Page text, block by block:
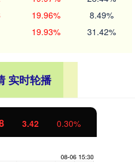
19.96% 8.49%
19.93% 31.42%
实时轮播
3.42 0.30%